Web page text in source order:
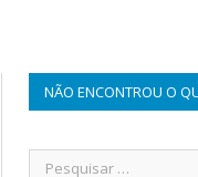
NÃO ENCONTROU O